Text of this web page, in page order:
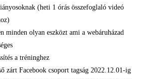
(heti 1 órás összefoglaló videó
minden olyan eszközt ami a webáruházad
a tréninghez​
zárt Facebook csoport tagság 2022.12.01-ig